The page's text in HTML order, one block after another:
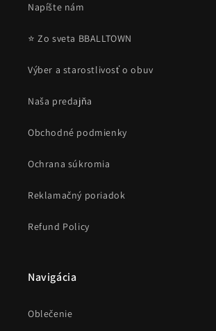
Napíšte nám
⭐ Zo sveta BBALLTOWN
Výber a starostlivosť o obuv
Naša predajňa
Obchodné podmienky
Ochrana súkromia
Reklamačný poriadok
Refund Policy
Navigácia
Oblečenie